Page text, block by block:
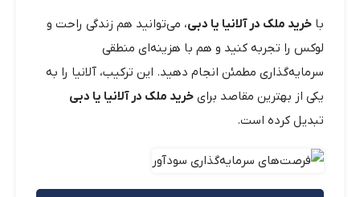
با خرید ملک در آلانیا یا دبی، می‌توانید هم زندگی راحت و
لوکس را تجربه کنید و هم با هزینه‌ای منطقی
سرمایه‌گذاری مطمئن انجام دهید. این ترکیب، آلانیا را به
یکی از بهترین مقاصد برای خرید ملک در آلانیا یا دبی
تبدیل کرده است.